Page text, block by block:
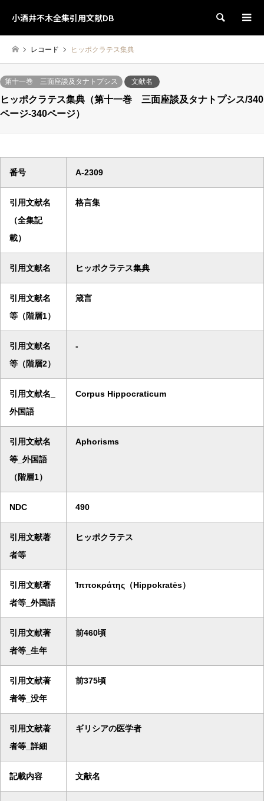
小酒井不木全集引用文献DB 検索
レコード ヒッポクラテス集典
第十一巻 三面座談及タナトプシス 文献名
ヒッポクラテス集典（第十一巻 三面座談及タナトプシス/340
ページ-340ページ）
番号 A-2309
引用文献名
（全集記
載）
格言集
引用文献名 ヒッポクラテス集典
引用文献名
等（階層1）
箴言
引用文献名
等（階層2）
-
引用文献名_
外国語
Corpus Hippocraticum
引用文献名
等_外国語
（階層1）
Aphorisms
NDC 490
引用文献著
者等
ヒッポクラテス
引用文献著
者等_外国語
Ἱπποκράτης（Hippokratēs）
引用文献著
者等_生年
前460頃
引用文献著
者等_没年
前375頃
引用文献著
者等_詳細
ギリシアの医学者
記載内容 文献名